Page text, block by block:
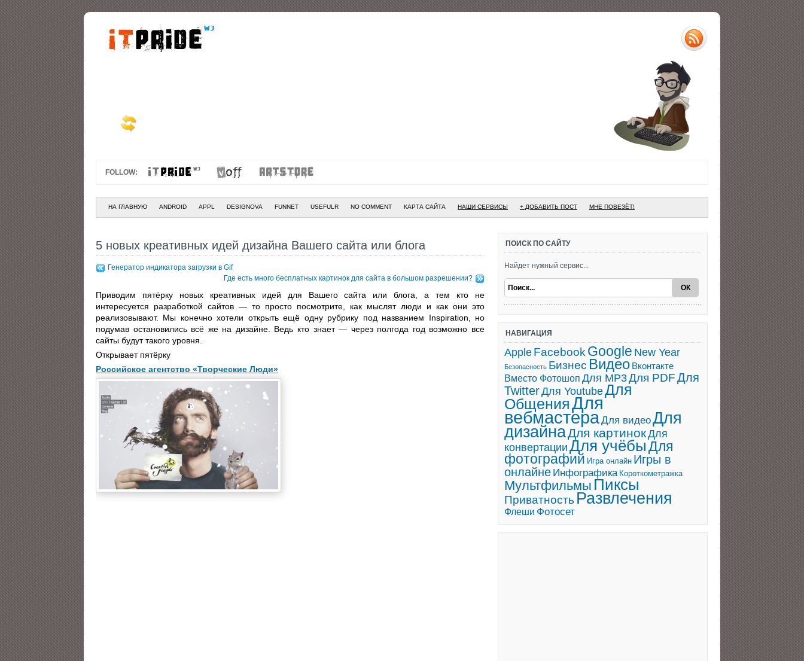
FOLLOW:
НА ГЛАВНУЮ ANDROID APPL DESIGNOVA FUNNET USEFULR NO COMMENT КАРТА САЙТА НАШИ СЕРВИСЫ + ДОБАВИТЬ ПОСТ МНЕ ПОВЕЗЁТ!
5 новых креативных идей дизайна Вашего сайта или блога
Генератор индикатора загрузки в Gif
Где есть много бесплатных картинок для сайта в большом разрешении?
Приводим пятёрку новых креативных идей для Вашего сайта или блога, а тем кто не
интересуется разработкой сайтов — то просто посмотрите, как мыслят люди и как они это
реализовывают. Мы конечно хотели открыть ещё одну рубрику под названием Inspiration, но
подумав остановились всё же на дизайне. Ведь кто знает — через полгода год возможно все
сайты будут такого уровня.
Открывает пятёрку
Российское агентство «Творческие Люди»
ПОИСК ПО САЙТУ
Найдет нужный сервис...
НАВИГАЦИЯ
Apple Facebook Google New Year
Безопасность Бизнес Видео Вконтакте
Вместо Фотошоп Для MP3Для PDFДля
TwitterДля YoutubeДля
ОбщенияДля
вебмастераДля видеоДля
дизайнаДля картинокДля
конвертацииДля учёбы Для
фотографий Игра онлайн Игры в
онлайне Инфографика Короткометражка
Мультфильмы Пиксы
Приватность Развлечения
Флеши Фотосет